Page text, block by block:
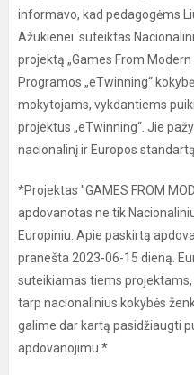
informavo, kad pedagogėms
Ažukienei suteiktas
projektą „Games From Modern
Programos „eTwinning“
mokytojams, vykdantiems
projektus „eTwinning“. Jie
nacionalinį ir Europos
*Projektas "GAMES FROM
apdovanotas ne tik
Europiniu. Apie paskirtą
pranešta 2023-06-15 dieną.
suteikiamas tiems
tarp nacionalinius kokybės
galime dar kartą pasidžiaugti
apdovanojimu.*